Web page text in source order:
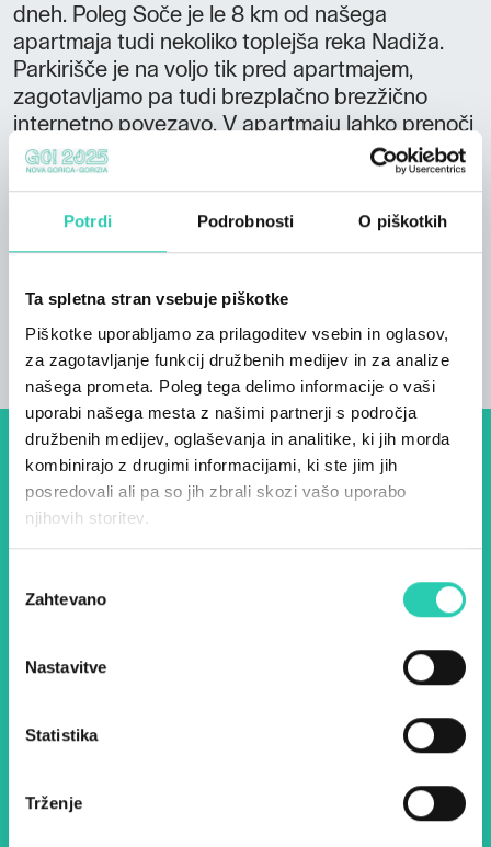
Potrdi Podrobnosti O piškotkih
Ta spletna stran vsebuje piškotke
Piškotke uporabljamo za prilagoditev vsebin in oglasov,
za zagotavljanje funkcij družbenih medijev in za analize
našega prometa. Poleg tega delimo informacije o vaši
uporabi našega mesta z našimi partnerji s področja
družbenih medijev, oglaševanja in analitike, ki jih morda
kombinirajo z drugimi informacijami, ki ste jim jih
posredovali ali pa so jih zbrali skozi vašo uporabo
njihovih storitev.
soglasja
Zahtevano
Nastavitve
Statistika
Trženje
dneh. Poleg Soče je le 8 km od našega
apartmaja tudi nekoliko toplejša reka Nadiža.
Parkirišče je na voljo tik pred apartmajem,
zagotavljamo pa tudi brezplačno brezžično
internetno povezavo. V apartmaju lahko prenoči
do 6 oseb in ima vso osnovno opremo. Ima
balkon in je klimatiziran, v njem pa boste našli
pečico, toaster, grelnik vode in sušilnik za lase.
Dogodki, članki in zgodbe iz
evropske prestolnice kulture
– prijavite se na naš novičnik